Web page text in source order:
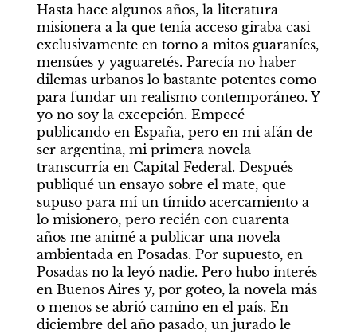
Hasta hace algunos años, la literatura
misionera a la que tenía acceso giraba casi
exclusivamente en torno a mitos guaraníes,
mensúes y yaguaretés. Parecía no haber
dilemas urbanos lo bastante potentes como
para fundar un realismo contemporáneo. Y
yo no soy la excepción. Empecé
publicando en España, pero en mi afán de
ser argentina, mi primera novela
transcurría en Capital Federal. Después
publiqué un ensayo sobre el mate, que
supuso para mí un tímido acercamiento a
lo misionero, pero recién con cuarenta
años me animé a publicar una novela
ambientada en Posadas. Por supuesto, en
Posadas no la leyó nadie. Pero hubo interés
en Buenos Aires y, por goteo, la novela más
o menos se abrió camino en el país. En
diciembre del año pasado, un jurado le